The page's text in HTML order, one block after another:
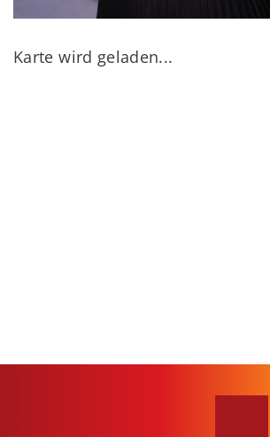
Karte wird geladen...